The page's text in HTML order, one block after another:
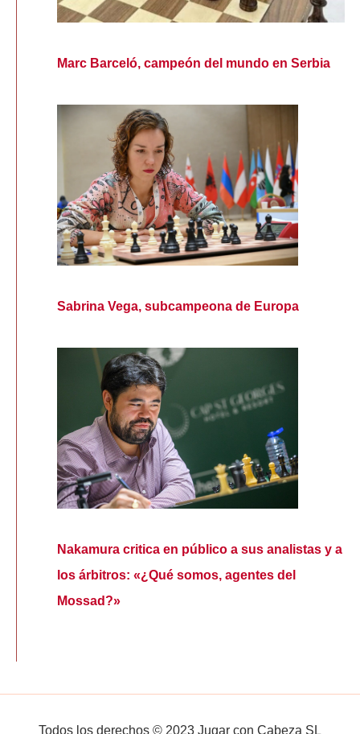
Marc Barceló, campeón del mundo en Serbia
Sabrina Vega, subcampeona de Europa
Nakamura critica en público a sus analistas y a
los árbitros: «¿Qué somos, agentes del
Mossad?»
Todos los derechos © 2023 Jugar con Cabeza SL